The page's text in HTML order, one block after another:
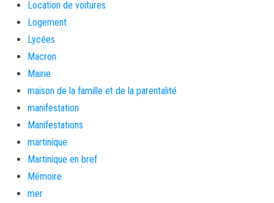
Location de voitures
Logement
Lycées
Macron
Mairie
maison de la famille et de la parentalité
manifestation
Manifestations
martinique
Martinique en bref
Mémoire
mer